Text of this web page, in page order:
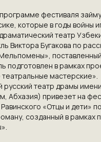
фестиваля
которые в годы войны
театр
Виктора Бугакова по
подготовлен в рамках
мастерские».
русский театр драмы
Абхазия) привезет на
«Отцы и дети»
созданный в рамках